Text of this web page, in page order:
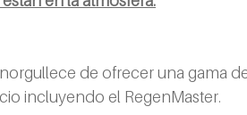
de ofrecer una gama
incluyendo el RegenMaster.